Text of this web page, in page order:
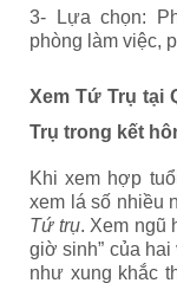
3- Lựa chọn:
phòng làm việc,
Xem Tứ Trụ tại
Trụ trong kết
Khi xem hợp
xem lá số nhiều
Tứ trụ. Xem ngũ
giờ sinh” của
như xung khắc